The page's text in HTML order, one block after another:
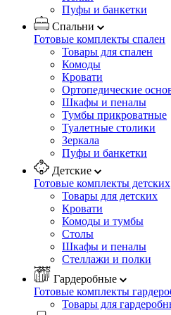
Пуфы и банкетки
Спальни
Готовые комплекты спален
Товары для спален
Комоды
Кровати
Ортопедические
Шкафы и пеналы
Тумбы прикроватные
Туалетные столики
Зеркала
Пуфы и банкетки
Детские
Готовые комплекты детских
Товары для детских
Кровати
Комоды и тумбы
Столы
Шкафы и пеналы
Стеллажи и полки
Гардеробные
Готовые комплекты
Товары для